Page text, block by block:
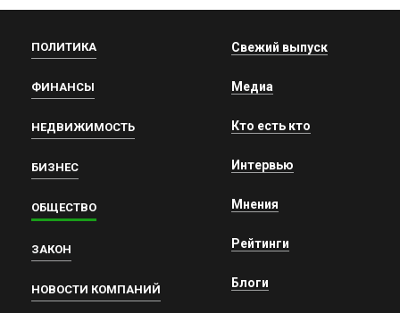
ПОЛИТИКА
ФИНАНСЫ
НЕДВИЖИМОСТЬ
БИЗНЕС
ОБЩЕСТВО
ЗАКОН
НОВОСТИ КОМПАНИЙ
Свежий выпуск
Медиа
Кто есть кто
Интервью
Мнения
Рейтинги
Блоги